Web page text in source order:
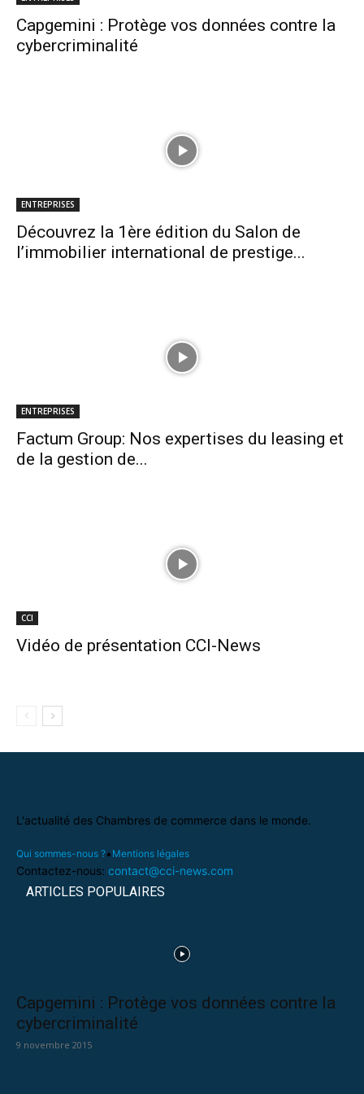
Capgemini : Protège vos données contre la
cybercriminalité
ENTREPRISES
Découvrez la 1ère édition du Salon de
l’immobilier international de prestige...
ENTREPRISES
Factum Group: Nos expertises du leasing et
de la gestion de...
CCI
Vidéo de présentation CCI-News
L'actualité des Chambres de commerce dans le monde.
Qui sommes-nous ?• Mentions légales
Contactez-nous: contact@cci-news.com
ARTICLES POPULAIRES
Capgemini : Protège vos données contre la
cybercriminalité
9 novembre 2015